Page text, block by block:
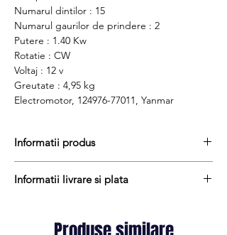
Numarul dintilor : 15
Numarul gaurilor de prindere : 2
Putere : 1.40 Kw
Rotatie : CW
Voltaj : 12 v
Greutate : 4,95 kg
Electromotor, 124976-77011, Yanmar
Informatii produs
livrare
Cod produs : 124976-77011
Informatii livrare si plata
expediate in termen de 1 - 2 zile lucratoare